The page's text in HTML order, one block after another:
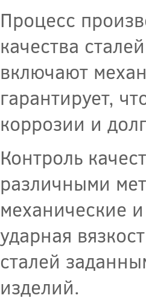
Процесс
качества
включают
гарантирует,
коррозии и
Контроль
различными
механические
ударная
сталей
изделий.